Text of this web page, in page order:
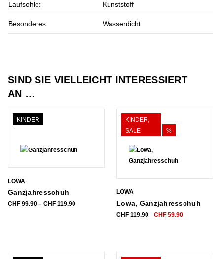
Laufsohle: Kunststoff
Besonderes: Wasserdicht
SIND SIE VIELLEICHT INTERESSIERT
AN …
KINDER
LOWA
Ganzjahresschuh
CHF 99.90 – CHF 119.90Preisspanne:
KINDER,
SALE
%
LOWA
Lowa, Ganzjahresschuh
CHF119.90
Ursprünglicher
CHF 59.90Aktueller